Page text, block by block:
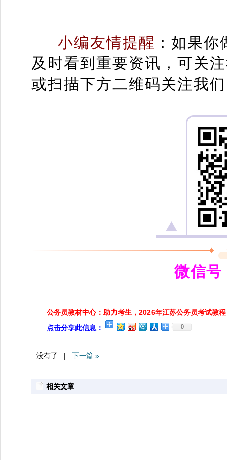
小编友情提醒 ： 如果你
及时看到重要资讯，可关
或扫描下方二维码关注我
微信
公务员教材中心：助力考生，2026年江苏公务员考试教程
点击分享此信息：
0
没有了 | 下一篇 »
相关文章